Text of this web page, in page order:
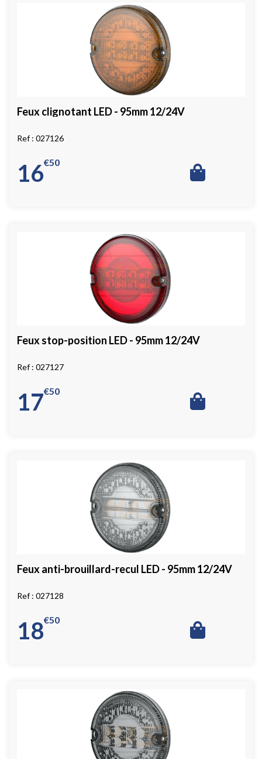
Feux clignotant LED - 95mm 12/24V
027126
16 50
€
Feux stop-position LED - 95mm 12/24V
027127
17 50
€
Feux anti-brouillard-recul LED - 95mm 12/24V
027128
18 50
€